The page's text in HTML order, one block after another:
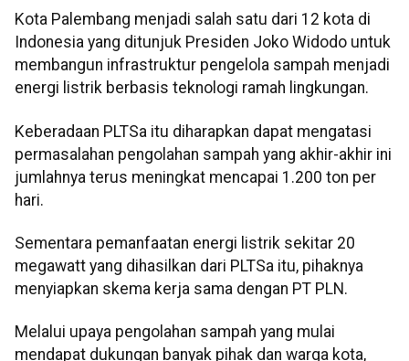
Kota Palembang menjadi salah satu dari 12 kota di
Indonesia yang ditunjuk Presiden Joko Widodo untuk
membangun infrastruktur pengelola sampah menjadi
energi listrik berbasis teknologi ramah lingkungan.
Keberadaan PLTSa itu diharapkan dapat mengatasi
permasalahan pengolahan sampah yang akhir-akhir ini
jumlahnya terus meningkat mencapai 1.200 ton per
hari.
Sementara pemanfaatan energi listrik sekitar 20
megawatt yang dihasilkan dari PLTSa itu, pihaknya
menyiapkan skema kerja sama dengan PT PLN.
Melalui upaya pengolahan sampah yang mulai
mendapat dukungan banyak pihak dan warga kota,